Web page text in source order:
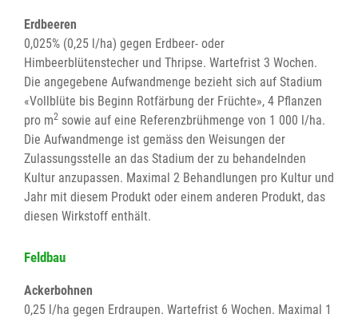
Erdbeeren
0,025% (0,25 l/ha) gegen Erdbeer- oder
Himbeerblütenstecher und Thripse. Wartefrist 3 Wochen.
Die angegebene Aufwandmenge bezieht sich auf Stadium
«Vollblüte bis Beginn Rotfärbung der Früchte», 4 Pflanzen
pro m2 sowie auf eine Referenzbrühmenge von 1 000 l/ha.
Die Aufwandmenge ist gemäss den Weisungen der
Zulassungsstelle an das Stadium der zu behandelnden
Kultur anzupassen. Maximal 2 Behandlungen pro Kultur und
Jahr mit diesem Produkt oder einem anderen Produkt, das
diesen Wirkstoff enthält.
Feldbau
Ackerbohnen
0,25 l/ha gegen Erdraupen. Wartefrist 6 Wochen. Maximal 1